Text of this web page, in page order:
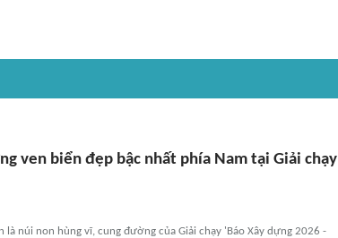
ven biển đẹp bậc nhất phía Nam tại Giải chạy
là núi non hùng vĩ, cung đường của Giải chạy 'Báo Xây dựng 2026 -